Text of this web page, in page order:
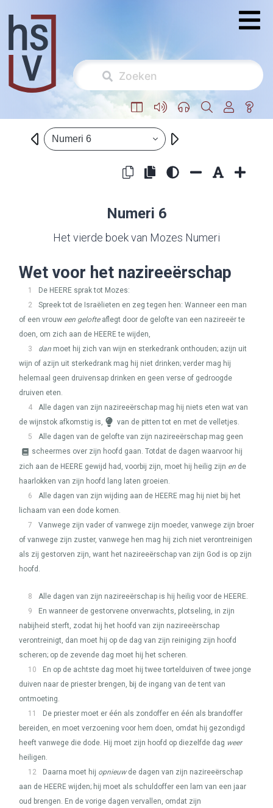
Numeri 6
Numeri 6
Het vierde boek van Mozes Numeri
Wet voor het nazireeërschap
1 De HEERE sprak tot Mozes:
2
Spreek tot de Israëlieten en zeg tegen hen: Wanneer een man
of een vrouw een gelofteaflegt door de gelofte van een nazireeër te
doen, om zich aan de HEEREte wijden,
3
dan moet hij zich van wijn en sterkedrank onthouden; azijn uit
wijn of azijn uit sterkedrank mag hij niet drinken; verder mag hij
helemaal geen druivensap drinken en geen verse of gedroogde
druiven eten.
4
Alle dagen van zijn nazireeërschap mag hij niets eten wat van
de wijnstok afkomstig is,
van de pitten tot en met de velletjes.
5
Alle dagen van de gelofte van zijn nazireeërschap mag geen
scheermes over zijn hoofd gaan. Totdat de dagen waarvoor hij
zich aan de HEERE gewijd had, voorbij zijn, moet hij heilig zijn en de
haarlokken van zijn hoofd lang laten groeien.
6
Alle dagen van zijn wijding aan de HEERE mag hij niet bij het
lichaam van een dode komen.
7
Vanwege zijn vader of vanwege zijn moeder, vanwege zijn broer
of vanwege zijn zuster, vanwege hen mag hij zich niet verontreinigen
als zij gestorven zijn, want het nazireeërschap van zijn God is op zijn
hoofd.
8 Alle dagen van zijn nazireeërschap is hij heilig voor de HEERE.
9
En wanneer de gestorvene onverwachts, plotseling, in zijn
nabijheid sterft, zodat hij het hoofd van zijn nazireeërschap
verontreinigt, dan moet hij op de dag van zijn reiniging zijn hoofd
scheren; op de zevende dag moet hij het scheren.
10
En op de achtste dag moet hij twee tortelduiven of twee jonge
duiven naar de priester brengen, bij de ingang van de tent van
ontmoeting.
11
De priester moet er één als zondoffer en één als brandoffer
bereiden, en moet verzoening voor hem doen, omdat hij gezondigd
heeft vanwege die dode. Hij moet zijn hoofd op diezelfde dag weer
heiligen.
12
Daarna moet hij opnieuwde dagen van zijn nazireeërschap
aan de HEERE wijden; hij moet als schuldoffer een lam van een jaar
oud brengen. En de vorige dagen vervallen, omdat zijn